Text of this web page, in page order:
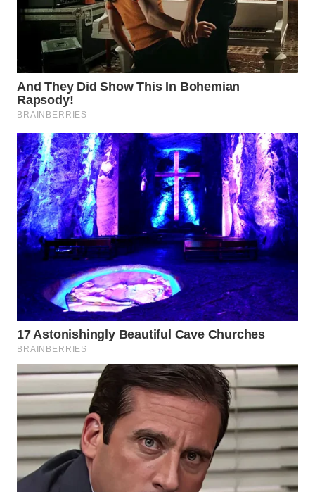
WN
LABUHANBATU
WN
TAPANULI
TENGAH
WN DELI
SERDANG
WN
TEBING
TINGGI
WN
WN
KARAWANG
WN
BEKASI
BOGOR
WN
DEPOK